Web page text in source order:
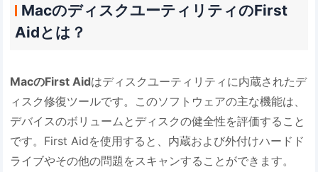
MacのディスクユーティリティのFirst
Aidとは？
MacのFirst Aidはディスクユーティリティに内蔵されたデ
ィスク修復ツールです。このソフトウェアの主な機能は、
デバイスのボリュームとディスクの健全性を評価すること
です。First Aidを使用すると、内蔵および外付けハードド
ライブやその他の問題をスキャンすることができます。